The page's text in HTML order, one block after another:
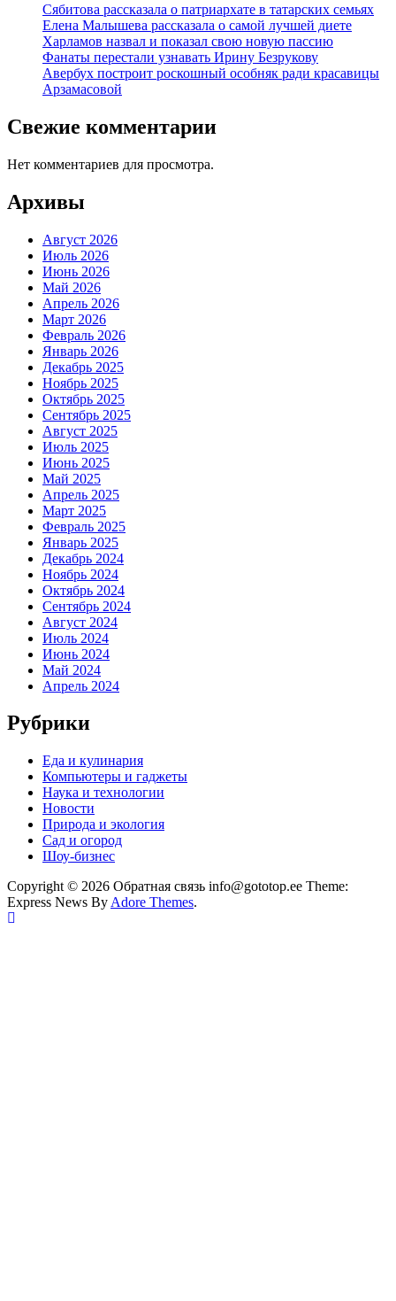
Сябитова рассказала о патриархате в татарских семьях
Елена Малышева рассказала о самой лучшей диете
Харламов назвал и показал свою новую пассию
Фанаты перестали узнавать Ирину Безрукову
Авербух построит роскошный особняк ради красавицы
Арзамасовой
Свежие комментарии
Нет комментариев для просмотра.
Архивы
Август 2026
Июль 2026
Июнь 2026
Май 2026
Апрель 2026
Март 2026
Февраль 2026
Январь 2026
Декабрь 2025
Ноябрь 2025
Октябрь 2025
Сентябрь 2025
Август 2025
Июль 2025
Июнь 2025
Май 2025
Апрель 2025
Март 2025
Февраль 2025
Январь 2025
Декабрь 2024
Ноябрь 2024
Октябрь 2024
Сентябрь 2024
Август 2024
Июль 2024
Июнь 2024
Май 2024
Апрель 2024
Рубрики
Еда и кулинария
Компьютеры и гаджеты
Наука и технологии
Новости
Природа и экология
Сад и огород
Шоу-бизнес
Copyright © 2026 Обратная связь info@gototop.ee Theme:
Express News By Adore Themes.